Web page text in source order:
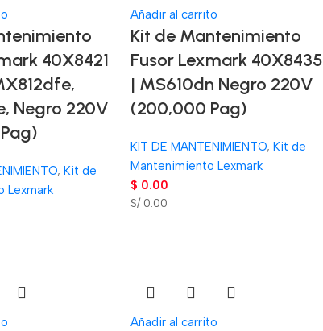
40X8421
Negro 220V
, Kit de
Lexmark
Añadir al carrito
Kit de Mantenimiento
Fusor Lexmark 40X8435
| MS610dn Negro 220V
(200,000 Pag)
KIT DE MANTENIMIENTO, Kit de
Mantenimiento Lexmark
$ 0.00
S/ 0.00
Añadir al carrito